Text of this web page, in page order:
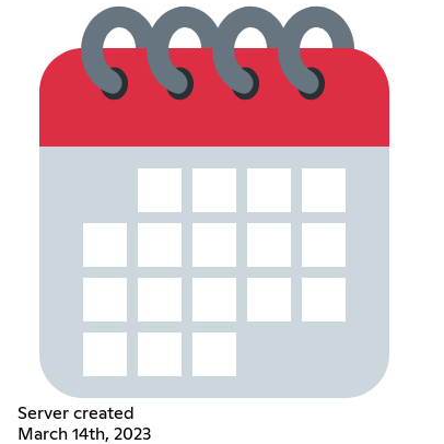
Server created
March 14th, 2023